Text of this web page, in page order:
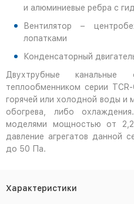
и алюминиевые ребра с
Вентилятор –
лопатками
Конденсаторный
Двухтрубные
теплообменником серии
горячей или холодной воды и
обогрева, либо
моделями мощностью от
давление агрегатов данной
до 50 Па.
Характеристики